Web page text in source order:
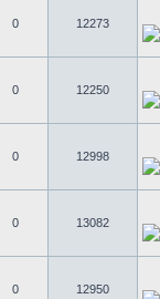
0 12273
0 12250
0 12998
0 13082
0 12950